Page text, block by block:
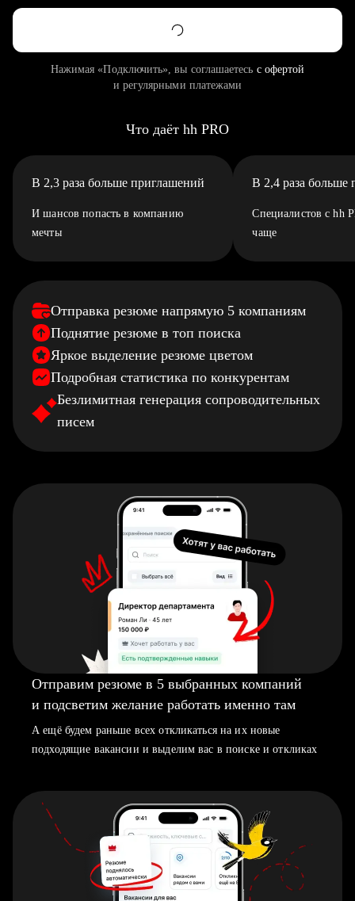
Нажимая «Подключить», вы соглашаетесь с офертой
и регулярными платежами
Что даёт hh PRO
В 2,3 раза больше приглашений
И шансов попасть в компанию
мечты
В 2,4 раза больше
Специалистов с hh
чаще
Отправка резюме напрямую 5 компаниям
Поднятие резюме в топ поиска
Яркое выделение резюме цветом
Подробная статистика по конкурентам
Безлимитная генерация сопроводительных
писем
Отправим резюме в 5 выбранных компаний
и подсветим желание работать именно там
А ещё будем раньше всех откликаться на их новые
подходящие вакансии и выделим вас в поиске и откликах